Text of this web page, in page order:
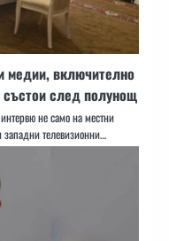
медии, включително
състои след полунощ
не само на местни
телевизионни…